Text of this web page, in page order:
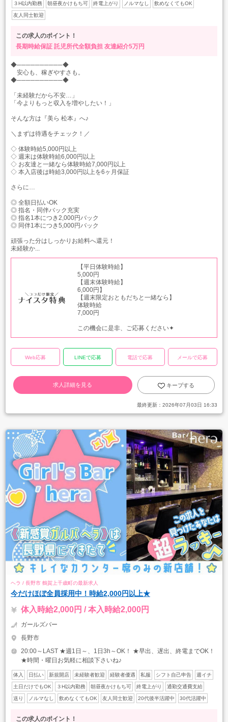
３H以内勤務 朝昼夜かけもち可 終電上がり ノルマなし 飲めなくてもOK
友人同士歓迎
この求人のポイント！
長期時給保証 託児所代全額負担 友達紹介5万円
◆──────────◆
安心も、稼ぎやすさも。
◆──────────◆
「未経験だから不安…」
「今よりもっと収入を増やしたい！」
そんな方は『美ら 松本』へ♪
＼まずは待遇をチェック！／
◇ 体験時給5,000円以上
◇ 週末は体験時給6,000円以上
◇ お友達と一緒なら体験時給7,000円以上
◇ 本入店後は時給3,000円以上を6ヶ月保証
さらに…
◎ 全額日払いOK
◎ 指名・同伴バック充実
◎ 指名1本につき2,000円バック
◎ 同伴1本につき5,000円バック
頑張った分はしっかりお給料へ還元！
未経験か...
【平日体験時給】
5,000円
【週末体験時給】
6,000円】
【週末限定おともだちと一緒なら】
体験時給
7,000円
この機会に是非、ご応募ください✦
Web応募 LINEで応募 電話で応募 メールで応募
求人詳細を見る キープする
最終更新： 2026年07月03日 16:33
ヘラ / 長野市 鶴賀上千歳町の最新求人
今だけほぼ全員採用中！時給2,000円以上★
体入時給2,000円 / 本入時給2,000円
ガールズバー
長野市
20:00～LAST ★週1日～、1日3h～OK！ ★早出、遅出、終電までOK！
★時間・曜日お気軽に相談下さいね♪
体入 日払い 新規開店 未経験者歓迎 経験者優遇 私服 シフト自己申告 週イチ
土日だけでもOK ３H以内勤務 朝昼夜かけもち可 終電上がり 通勤交通費支給
送り ノルマなし 飲めなくてもOK 友人同士歓迎 20代後半活躍中 30代活躍中
この求人のポイント！